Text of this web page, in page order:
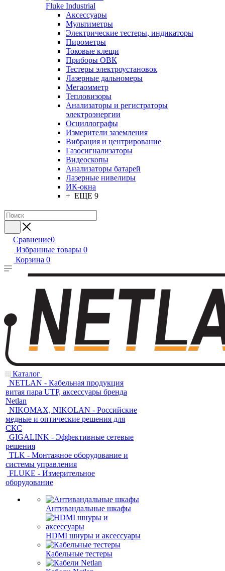
Fluke Industrial
Аксессуары
Мультиметры
Электрические тестеры, индикаторы
Пирометры
Токовые клещи
Приборы ОВК
Тестеры электроустановок
Лазерные дальномеры
Мегаомметр
Тепловизоры
Анализаторы и регистраторы
электроэнергии
Осциллографы
Измерители заземления
Вибрация и центрирование
Газосигнализаторы
Видеоскопы
Анализаторы батарей
Лазерные нивелиры
ИК-окна
+ ЕЩЕ 9
Сравнение0
Избранные товары 0
Корзина 0
Каталог
NETLAN - Кабельная продукция
витая пара UTP, аксессуары бренда
Netlan
NIKOMAX, NIKOLAN - Российские
медные и оптические решения для
СКС
GIGALINK - Эффективные сетевые
решения
TLK - Монтажное оборудование и
системы управления
FLUKE - Измерительное
оборудование
Антивандальные шкафы
HDMI шнуры и аксессуары
Кабельные тестеры